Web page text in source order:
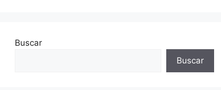
Buscar
Buscar